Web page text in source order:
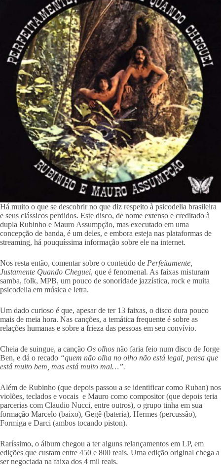
Há muito o que se descobrir no que diz respeito à psicodelia brasileira
e seus clássicos perdidos. Este disco, de nome extenso e creditado à
dupla Rubinho e Mauro Assumpção, mas executado em uma
concepção de banda, é um deles, e embora esteja nas plataformas de
streaming, há pouquíssima informação sobre ele na internet.
Nos resta então, comentar sobre o conteúdo de Perfeitamente,
Justamente Quando Cheguei, que é fenomenal. As faixas misturam
samba, folk, MPB, um pouco de sonoridade jazzística, rock e muita
psicodelia em música e letra.
Um dado curioso é que, apesar de ter 13 faixas, o disco dura pouco
mais de meia hora. Nas canções, a temática frequente é sobre as
relações humanas e sobre a frieza das pessoas em seu convívio.
Cheia de suingue, a canção Os olhos não faria feio num disco de Jorge
Ben, e dá o recado “quem não olha no olho não está legal, pensa que
está muito bem, mas está muito mal…”.
Além de Rubinho (que depois passou a se identificar como Ruban) nos
violões, teclados e vocais e Mauro como compositor (que depois teria
parcerias com Claudio Nucci, entre outros), o grupo tinha em sua
formação Marcelo (baixo), Gegê (bateria), Hermes (percussão),
Formiga e Darci (ambos tocando piston).
Raríssimo, o álbum chegou a ter alguns relançamentos em LP, em
edições que custam entre 450 e 800 reais. Uma edição original chega a
ser negociada na faixa dos 4 mil reais.